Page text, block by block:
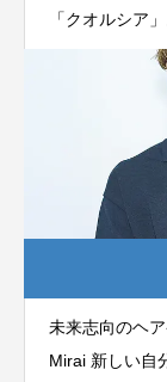
「クオルシア」。 高彩度でありながら、「透明
「柔らかさ」
の具のように
物エキスとダ
未来志向のヘ
Mirai 新しい自